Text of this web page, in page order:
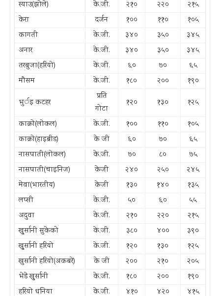
स्याउ(झोले) के.जी. २१० २२०
२१५
केरा
दर्जन १०० ११०
१०५
कागती
के.जी. ३४० ३५०
३४५
अनार
के.जी. ३४० ३५०
३४५
तरबुजा(हरियो)
के.जी. ६० ७०
६५
मौसम
के.जी. १८० २००
१९०
भुर्इ कटहर
प्रति
गोटा
१२० १३०
१२५
काक्रो(लोकल)
के.जी. १०० ११०
१०५
काक्रो(हाइब्रीड)
के जी ६० ७०
६५
नासपाती(लोकल)
के.जी. ७० ८०
७५
नासपाती(चाइनिज)
केजी २४० २५०
२४५
मेवा(भारतीय)
केजी १३० १४०
१३५
लप्सी
के.जी. ५० ६०
५५
अदुवा
के.जी. २१० २२०
२१५
खु्र्सानी सुकेको
के.जी. ३८० ४००
३९०
खु्र्सानी हरियो
के.जी. १२० १३०
१२५
खुर्सानी हरियो(अकबरे)
के जी २०० २१०
२०५
भेडे खु्र्सानी
के.जी. १८० २००
१९०
हरियो धनिया
के.जी. ४१० ४२०
४१५